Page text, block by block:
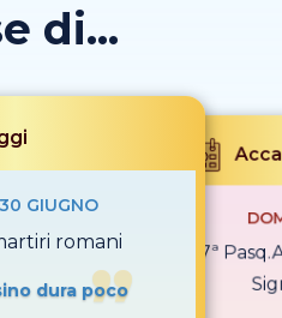
di...
GIUGNO
romani
dura poco
7ª